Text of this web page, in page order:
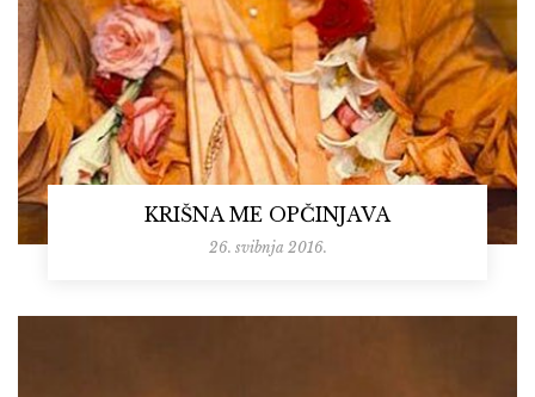
KRIŠNA ME OPČINJAVA
26. svibnja 2016.